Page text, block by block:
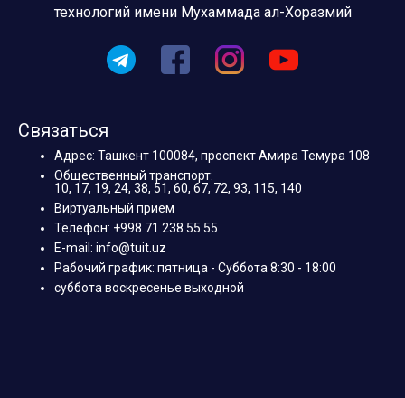
технологий имени Мухаммада ал-Хоразмий
Связаться
Адрес: Ташкент 100084, проспект Амира Темура 108
Общественный транспорт:
10, 17, 19, 24, 38, 51, 60, 67, 72, 93, 115, 140
Виртуальный прием
Телефон: +998 71 238 55 55
E-mail: info@tuit.uz
Рабочий график: пятница - Суббота 8:30 - 18:00
суббота воскресенье выходной